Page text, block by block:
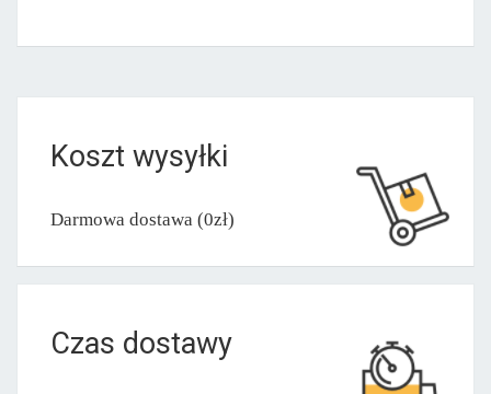
Koszt wysyłki
Darmowa dostawa (0zł)
Czas dostawy